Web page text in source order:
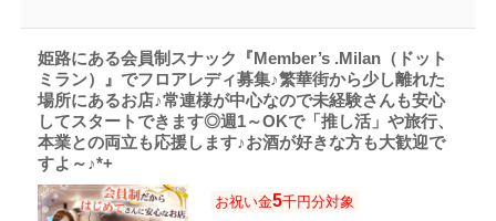
姫路にある会員制スナック『Member’s .Milan（ドット
ミラン）』でフロアレディ募集♪繁華街から少し離れた
場所にあるお店♪常連様が中心なので未経験さんも安心
してスタートできます◎週1～OKで「推し活」や旅行、
本業との両立も応援します♪お酒が好きな方も大歓迎で
すよ～♪*+
お祝い金5千円分対象